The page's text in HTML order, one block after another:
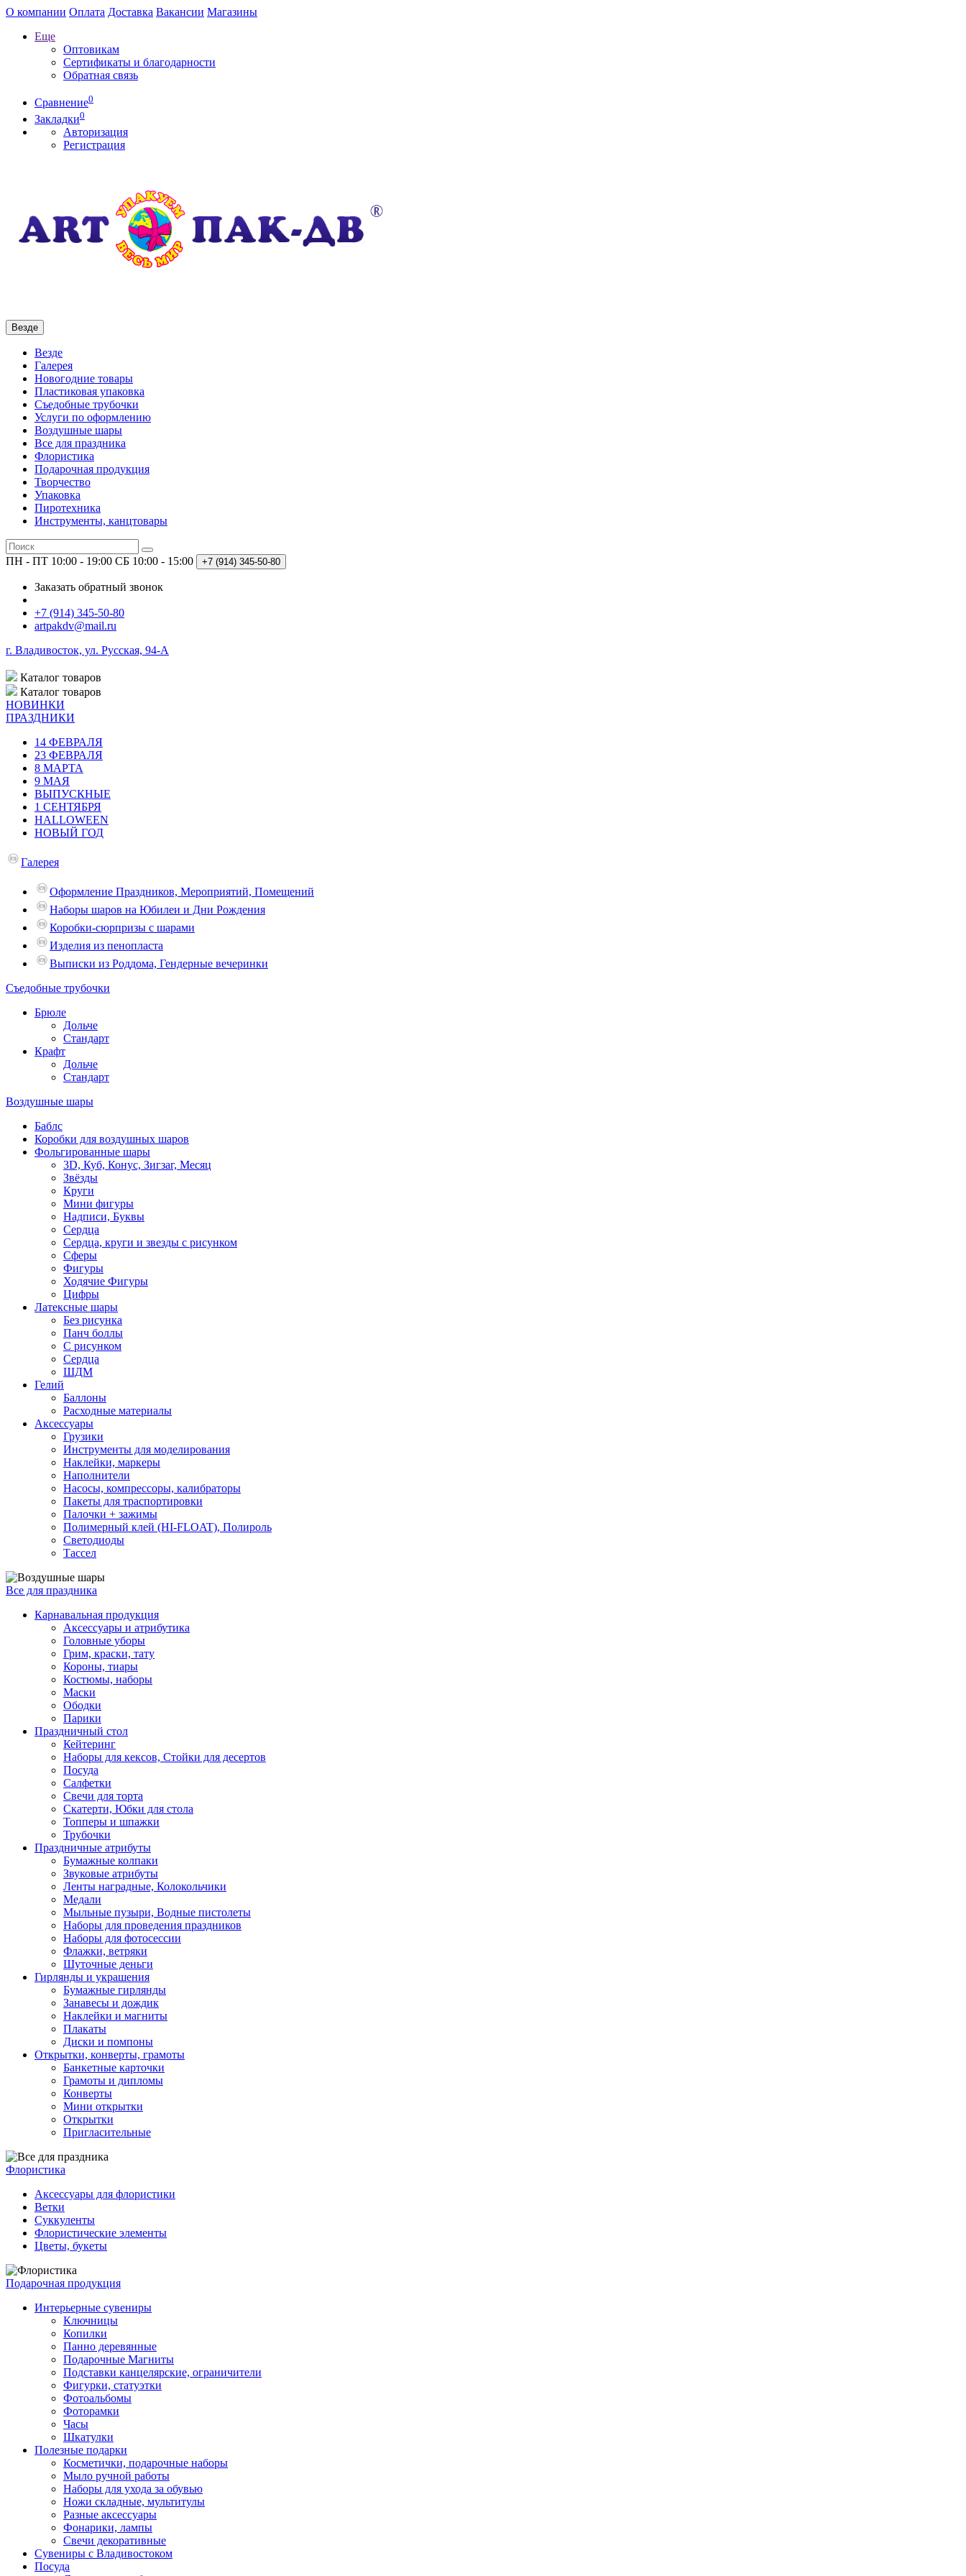
О компании Оплата Доставка Вакансии Магазины
Еще
Оптовикам
Сертификаты и благодарности
Обратная связь
Сравнение0
Закладки0
Авторизация
Регистрация
Везде
Везде
Галерея
Новогодние товары
Пластиковая упаковка
Съедобные трубочки
Услуги по оформлению
Воздушные шары
Все для праздника
Флористика
Подарочная продукция
Творчество
Упаковка
Пиротехника
Инструменты, канцтовары
ПН - ПТ 10:00 - 19:00 СБ 10:00 - 15:00 +7 (914) 345-50-80
Заказать обратный звонок
+7 (914) 345-50-80
artpakdv@mail.ru
г. Владивосток, ул. Русская, 94-А
Каталог товаров
Каталог товаров
НОВИНКИ
ПРАЗДНИКИ
14 ФЕВРАЛЯ
23 ФЕВРАЛЯ
8 МАРТА
9 МАЯ
ВЫПУСКНЫЕ
1 СЕНТЯБРЯ
HALLOWEEN
НОВЫЙ ГОД
Галерея
Оформление Праздников, Мероприятий, Помещений
Наборы шаров на Юбилеи и Дни Рождения
Коробки-сюрпризы с шарами
Изделия из пенопласта
Выписки из Роддома, Гендерные вечеринки
Съедобные трубочки
Брюле
Дольче
Стандарт
Крафт
Дольче
Стандарт
Воздушные шары
Баблс
Коробки для воздушных шаров
Фольгированные шары
3D, Куб, Конус, Зигзаг, Месяц
Звёзды
Круги
Мини фигуры
Надписи, Буквы
Сердца
Сердца, круги и звезды с рисунком
Сферы
Фигуры
Ходячие Фигуры
Цифры
Латексные шары
Без рисунка
Панч боллы
С рисунком
Сердца
ШДМ
Гелий
Баллоны
Расходные материалы
Аксессуары
Грузики
Инструменты для моделирования
Наклейки, маркеры
Наполнители
Насосы, компрессоры, калибраторы
Пакеты для траспортировки
Палочки + зажимы
Полимерный клей (HI-FLOAT), Полироль
Светодиоды
Тассел
Все для праздника
Карнавальная продукция
Аксессуары и атрибутика
Головные уборы
Грим, краски, тату
Короны, тиары
Костюмы, наборы
Маски
Ободки
Парики
Праздничный стол
Кейтеринг
Наборы для кексов, Стойки для десертов
Посуда
Салфетки
Свечи для торта
Скатерти, Юбки для стола
Топперы и шпажки
Трубочки
Праздничные атрибуты
Бумажные колпаки
Звуковые атрибуты
Ленты наградные, Колокольчики
Медали
Мыльные пузыри, Водные пистолеты
Наборы для проведения праздников
Наборы для фотосессии
Флажки, ветряки
Шуточные деньги
Гирлянды и украшения
Бумажные гирлянды
Занавесы и дождик
Наклейки и магниты
Плакаты
Диски и помпоны
Открытки, конверты, грамоты
Банкетные карточки
Грамоты и дипломы
Конверты
Мини открытки
Открытки
Пригласительные
Флористика
Аксессуары для флористики
Ветки
Суккуленты
Флористические элементы
Цветы, букеты
Подарочная продукция
Интерьерные сувениры
Ключницы
Копилки
Панно деревянные
Подарочные Магниты
Подставки канцелярские, ограничители
Фигурки, статуэтки
Фотоальбомы
Фоторамки
Часы
Шкатулки
Полезные подарки
Косметички, подарочные наборы
Мыло ручной работы
Наборы для ухода за обувью
Ножи складные, мультитулы
Разные аксессуары
Фонарики, лампы
Свечи декоративные
Сувениры с Владивостоком
Посуда